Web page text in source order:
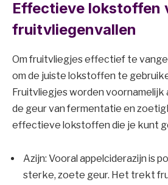
Effectieve lokstoffen
fruitvliegenvallen
Om fruitvliegjes effectief te
om de juiste lokstoffen te
Fruitvliegjes worden
de geur van fermentatie en
effectieve lokstoffen die je kunt
Azijn: Vooral appelciderazijn is
sterke, zoete geur. Het trekt